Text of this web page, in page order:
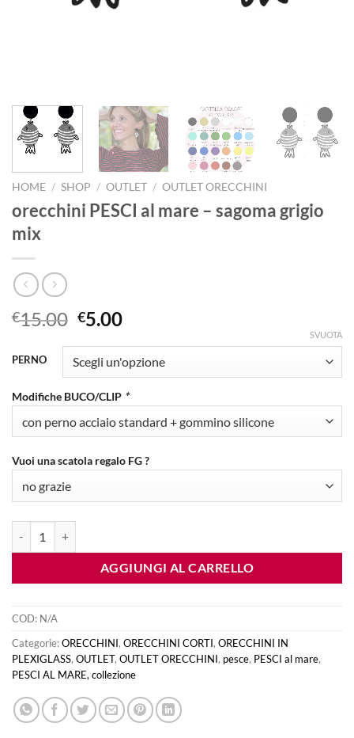
HOME / SHOP / OUTLET / OUTLET ORECCHINI
orecchini PESCI al mare – sagoma grigio
mix
€15.00 Il
originale
era:
€15.00.
€5.00Il
attuale
è:
€5.00.
PERNO
SVUOTA
Modifiche BUCO/CLIP *
Vuoi una scatola regalo FG ?
AGGIUNGI AL CARRELLO
COD: N/A
Categorie:ORECCHINI, ORECCHINI CORTI, ORECCHINI IN
PLEXIGLASS, OUTLET, OUTLET ORECCHINI, pesce, PESCI al mare,
PESCI AL MARE, collezione